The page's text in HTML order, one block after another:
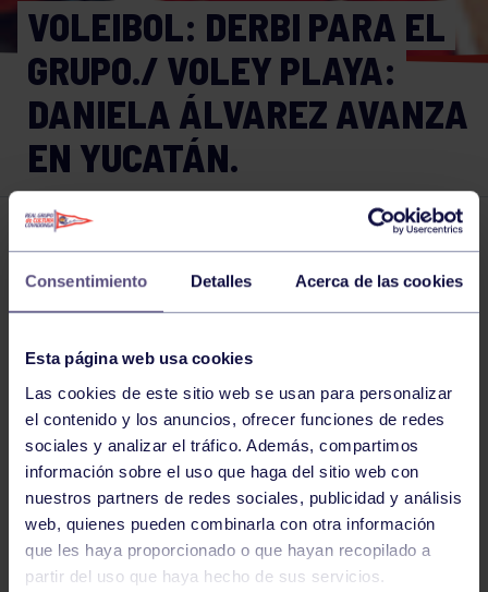
Consentimiento Detalles Acerca de las cookies
Esta página web usa cookies
Las cookies de este sitio web se usan para personalizar
el contenido y los anuncios, ofrecer funciones de redes
sociales y analizar el tráfico. Además, compartimos
información sobre el uso que haga del sitio web con
nuestros partners de redes sociales, publicidad y análisis
web, quienes pueden combinarla con otra información
que les haya proporcionado o que hayan recopilado a
partir del uso que haya hecho de sus servicios.
VOLEIBOL: DERBI PARA EL
GRUPO./ VOLEY PLAYA:
DANIELA ÁLVAREZ AVANZA
EN YUCATÁN.
Comparte
NOTICIAS RELACIONADAS